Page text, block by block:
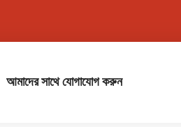
আমাদের সাথে যোগাযোগ করুন